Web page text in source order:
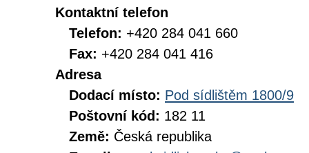
Kontaktní telefon
Telefon: +420 284 041 660
Fax: +420 284 041 416
Adresa
Dodací místo: Pod sídlištěm 1800/9
Poštovní kód: 182 11
Země: Česká republika